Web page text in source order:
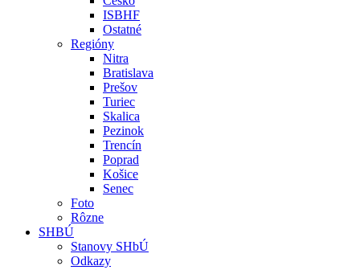
ISBHF
Ostatné
Regióny
Nitra
Bratislava
Prešov
Turiec
Skalica
Pezinok
Trencín
Poprad
Košice
Senec
Foto
Rôzne
SHBÚ
Stanovy SHbÚ
Odkazy